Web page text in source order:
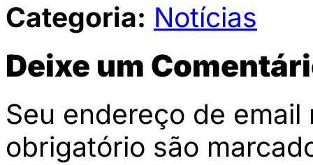
Categoria: Notícias
Deixe um
Seu endereço de
obrigatório são